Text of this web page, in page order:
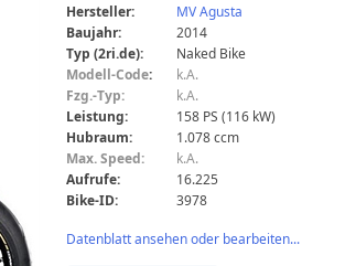
Hersteller:
MV Agusta
Baujahr:
2014
Typ (2ri.de):
Naked Bike
Modell-Code:
k.A.
Fzg.-Typ:
k.A.
Leistung:
158 PS (116 kW)
Hubraum:
1.078 ccm
Max. Speed:
k.A.
Aufrufe:
16.225
Bike-ID:
3978
Datenblatt ansehen oder bearbeiten...